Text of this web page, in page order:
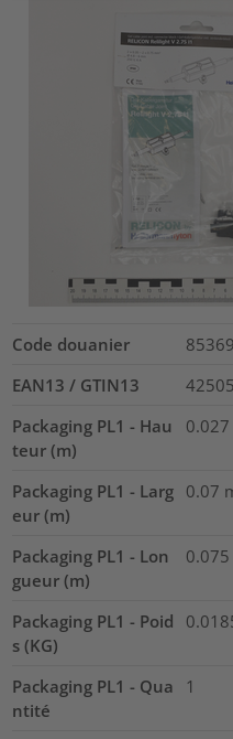
Code douanier
EAN13 / GTIN13
Packaging PL1 - Hau
teur (m)
0.027
Packaging PL1 - Larg
eur (m)
0.07
Packaging PL1 - Lon
gueur (m)
0.075
Packaging PL1 - Poid
s (KG)
Packaging PL1 - Qua
ntité
1